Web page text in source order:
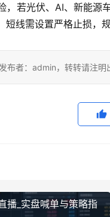
，若光伏、AI、新能
线需设置严格止损，
布者：admin，转转请注明
播_实盘喊单与策略指